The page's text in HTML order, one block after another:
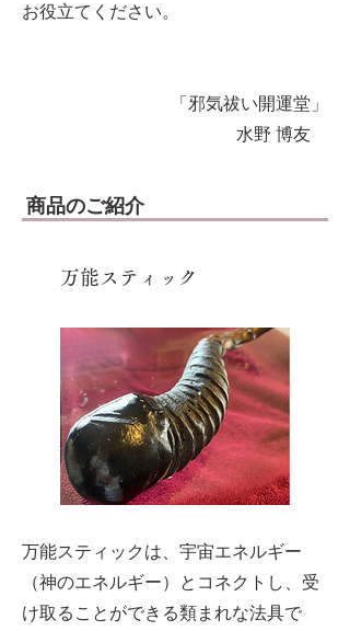
お役立てください。
「邪気祓い開運堂」
水野 博友
商品のご紹介
​万能スティック
万能スティックは、宇宙エネルギー
（神のエネルギー）とコネクトし、受
け取ることができる類まれな法具で